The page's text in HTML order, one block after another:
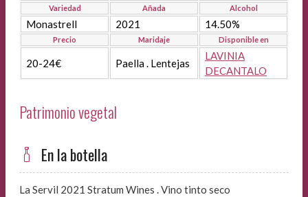
Variedad Añada Alcohol
Monastrell 2021 14.50%
Precio Maridaje Disponible en
20-24€ Paella . Lentejas
LAVINIA
DECANTALO
Patrimonio vegetal
En la botella
La Servil 2021 Stratum Wines . Vino tinto seco